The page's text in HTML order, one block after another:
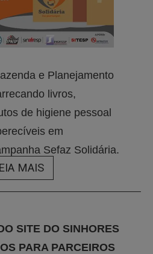
e Planejamento
livros,
de higiene pessoal
em
Sefaz Solidária.
MAIS
SITE DO SINHORES
PARA PARCEIROS